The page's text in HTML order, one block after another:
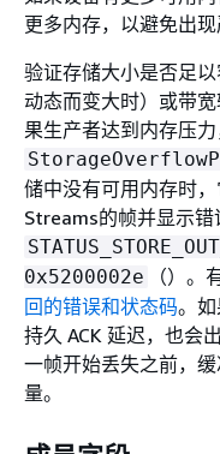
更多内存，以避免出现
验证存储大小是否足
动态而变大时）或带
果生产者达到内存压
储中没有可用内存时
Streams的帧并显示错
0x5200002e
（）。
回的错误和状态码。
持久 ACK 延迟，也会
一帧开始丢失之前，
量。